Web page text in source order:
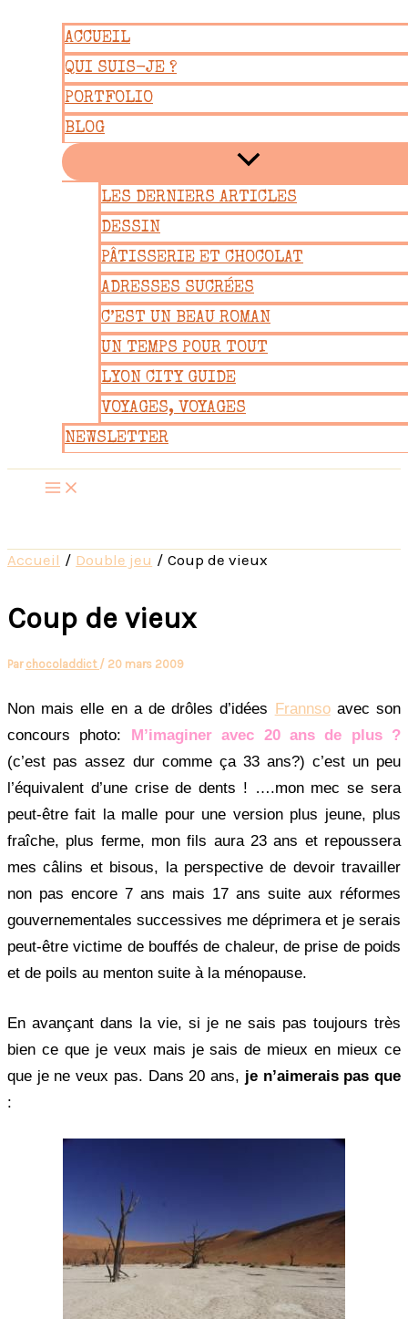
contenu
ACCUEIL
QUI SUIS-JE ?
PORTFOLIO
BLOG
LES DERNIERS ARTICLES
DESSIN
PÂTISSERIE ET CHOCOLAT
ADRESSES SUCRÉES
C’EST UN BEAU ROMAN
UN TEMPS POUR TOUT
LYON CITY GUIDE
VOYAGES, VOYAGES
NEWSLETTER
Accueil Double jeu Coup de vieux
Coup de vieux
Par chocoladdict / 20 mars 2009
Non mais elle en a de drôles d’idées Frannsoavec son
concours photo: M’imaginer avec 20 ans de plus ?
(c’est pas assez dur comme ça 33 ans?) c’est un peu
l’équivalent d’une crise de dents ! ….mon mec se sera
peut-être fait la malle pour une version plus jeune, plus
fraîche, plus ferme, mon fils aura 23 ans et repoussera
mes câlins et bisous, la perspective de devoir travailler
non pas encore 7 ans mais 17 ans suite aux réformes
gouvernementales successives me déprimera et je serais
peut-être victime de bouffés de chaleur, de prise de poids
et de poils au menton suite à la ménopause.
En avançant dans la vie, si je ne sais pas toujours très
bien ce que je veux mais je sais de mieux en mieux ce
que je ne veux pas. Dans 20 ans, je n’aimerais pas que
: